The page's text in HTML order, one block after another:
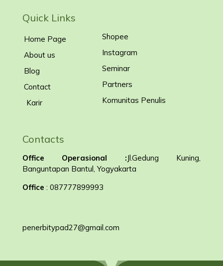
Quick Links
Home Page
About us
Blog
Contact
Karir
Shopee
Instagram
Seminar
Partners
Komunitas Penulis
Contacts
Office Operasional :Jl.Gedung Kuning,
Banguntapan Bantul, Yogyakarta
Office : 087777899993
penerbitypad27@gmail.com